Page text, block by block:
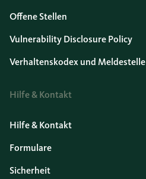
Offene Stellen
Vulnerability Disclosure Policy
Verhaltenskodex und Meldestelle
Hilfe & Kontakt
Hilfe & Kontakt
Formulare
Sicherheit